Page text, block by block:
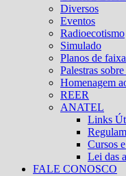
Diversos
Eventos
Radioecotismo
Simulado
Planos de
Palestras
Homenagem
REER
ANATEL
Links
Cursos
Lei das
FALE CONOSCO